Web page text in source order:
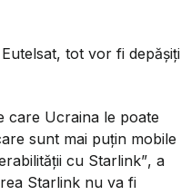
tot vor fi depășiți
care Ucraina le poate
sunt mai puțin mobile
cu Starlink”, a
Starlink nu va fi